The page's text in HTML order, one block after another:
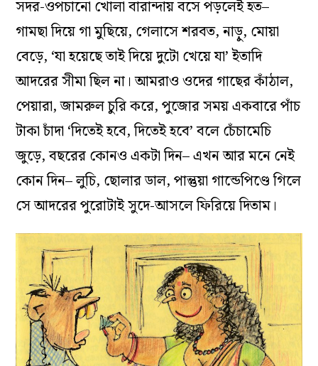
সদর-ওপচানো খোলা বারান্দায় বসে পড়লেই হত–
গামছা দিয়ে গা মুছিয়ে, গেলাসে শরবত, নাড়ু, মোয়া
বেড়ে, ‘যা হয়েছে তাই দিয়ে দুটো খেয়ে যা’ ইতাদি
আদরের সীমা ছিল না। আমরাও ওদের গাছের কাঁঠাল,
পেয়ারা, জামরুল চুরি করে, পুজোর সময় একবারে পাঁচ
টাকা চাঁদা ‘দিতেই হবে, দিতেই হবে’ বলে চেঁচামেচি
জুড়ে, বছরের কোনও একটা দিন– এখন আর মনে নেই
কোন দিন– লুচি, ছোলার ডাল, পান্তুয়া গান্ডেপিণ্ডে গিলে
সে আদরের পুরোটাই সুদে-আসলে ফিরিয়ে দিতাম।